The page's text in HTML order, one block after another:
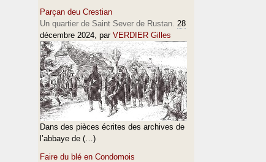
Parçan deu Crestian
Un quartier de Saint Sever de Rustan. 28
décembre 2024, par VERDIER Gilles
Dans des pièces écrites des archives de
l’abbaye de (…)
Faire du blé en Condomois